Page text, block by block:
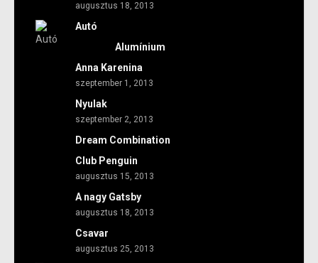
augusztus 18, 2013
Autó
Alumínium
Anna Karenina
szeptember 1, 2013
Nyulak
szeptember 2, 2013
Dream Combination
Club Penguin
augusztus 15, 2013
A nagy Gatsby
augusztus 18, 2013
Csavar
augusztus 25, 2013